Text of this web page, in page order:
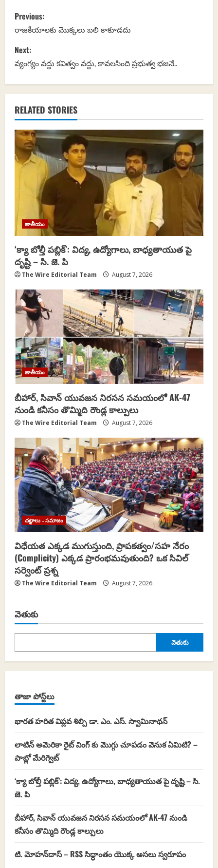
P
o
s
t
n
a
v
i
t
i
o
n
Previous:
రాజకీయాలకు మొక్కలు బలి కాకూడదు
Next:
వ్యంగ్యం వద్దు కవిత్వం వద్దు, కావలసింది ప్రభుత్వ భజనే..
RELATED STORIES
జాతీయం
‘క్యా బోల్తీ పబ్లిక్’: విద్య, ఉద్యోగాలు, బాధ్యతాయుత పై
దృష్టి – సి. జె. పి
The Wire Editorial Team August 7, 2026
జాతీయం
బీహార్, సివాన్‌ యువజన నిరసన సమయంలో AK-47
నుండి కనీసం తొమ్మిది రౌండ్ల కాల్పులు
The Wire Editorial Team August 7, 2026
చట్టాలు - సమాజం
విధేయత ఎక్కడ ముగుస్తుంది, ప్రాపకత్వం/సహ నేరం
(Complicity) ఎక్కడ ప్రారంభమవుతుంది? ఒక సివిల్
సర్వెంట్ ప్రశ్న
The Wire Editorial Team August 7, 2026
వెతుకు
వెతుకు
తాజా పోస్ట్‌లు
భారత హరిత విప్లవ శిల్పి డా. ఎం. ఎస్. స్వామినాథన్
లాటిన్ అమెరికా రైట్ వింగ్ కు మొగ్గు చూపడం వెనుక ఏమిటి? –
పాబ్లో మేరిగ్వెట్
‘క్యా బోల్తీ పబ్లిక్’: విద్య, ఉద్యోగాలు, బాధ్యతాయుత పై దృష్టి – సి.
జె. పి
బీహార్, సివాన్‌ యువజన నిరసన సమయంలో AK-47 నుండి
కనీసం తొమ్మిది రౌండ్ల కాల్పులు
టి. మోహన్‌దాస్ – RSS సిద్ధాంతం యొక్క అసలు స్వరూపం